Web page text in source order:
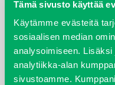
Tämä sivusto käyttää
Käytämme evästeitä
sosiaalisen median
analysoimiseen.
analytiikka-alan
sivustoamme.
10W-40-
VAMO152994
Kirjaudu sisään